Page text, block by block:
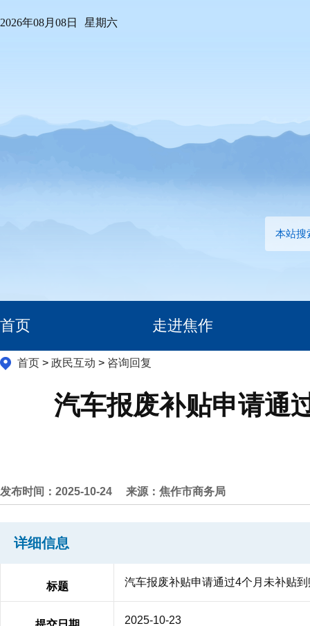
2026年08月08日 星期六
本站搜
首页 走进焦作
首页 > 政民互动 > 咨询回复
汽车报废补贴申请通
发布时间：2025-10-24 来源：焦作市商务局
详细信息
标题 汽车报废补贴申请通过4个月未补贴
2025-10-23